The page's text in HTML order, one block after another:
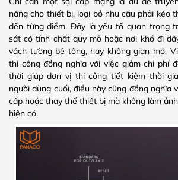
năng cho thiết bị, loại bỏ nhu cầu phải kéo
đến từng điểm. Đây là yếu tố quan trọng
sát có tính chất quy mô hoặc nơi khó đi
vách tường bê tông, hay không gian mở.
thi công đồng nghĩa với việc giảm chi phí
thời giúp đơn vị thi công tiết kiệm thời
người dùng cuối, điều này cũng đồng nghĩa
cấp hoặc thay thế thiết bị mà không làm
hiện có.